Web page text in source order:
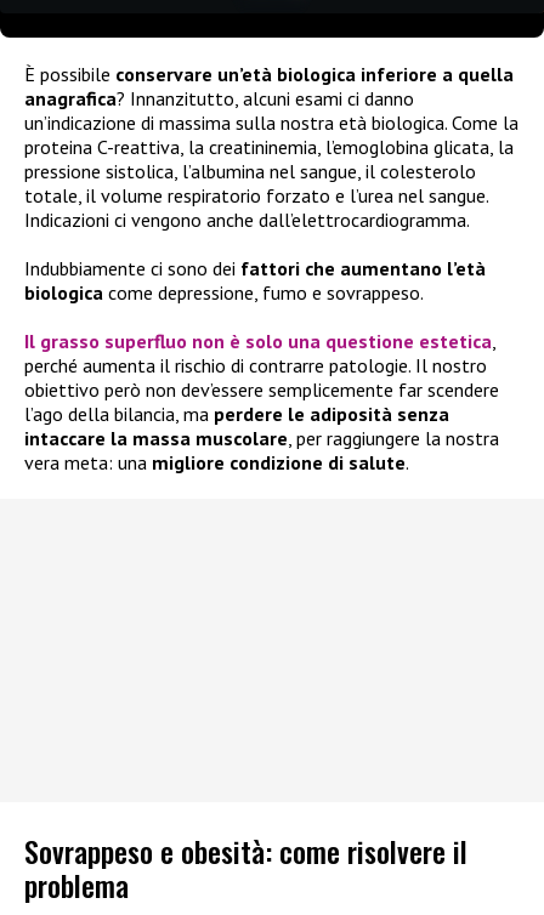
È possibile conservare un’età biologica inferiore a quella
anagrafica? Innanzitutto, alcuni esami ci danno
un’indicazione di massima sulla nostra età biologica. Come la
proteina C-reattiva, la creatininemia, l’emoglobina glicata, la
pressione sistolica, l’albumina nel sangue, il colesterolo
totale, il volume respiratorio forzato e l’urea nel sangue.
Indicazioni ci vengono anche dall’elettrocardiogramma.
Indubbiamente ci sono dei fattori che aumentano l’età
biologica come depressione, fumo e sovrappeso.
Il grasso superfluo non è solo una questione estetica
perché aumenta il rischio di contrarre patologie. Il nostro
obiettivo però non dev’essere semplicemente far scendere
l’ago della bilancia, ma perdere le adiposità senza
intaccare la massa muscolare , per raggiungere la nostra
vera meta: una migliore condizione di salute.
Sovrappeso e obesità: come risolvere il
problema